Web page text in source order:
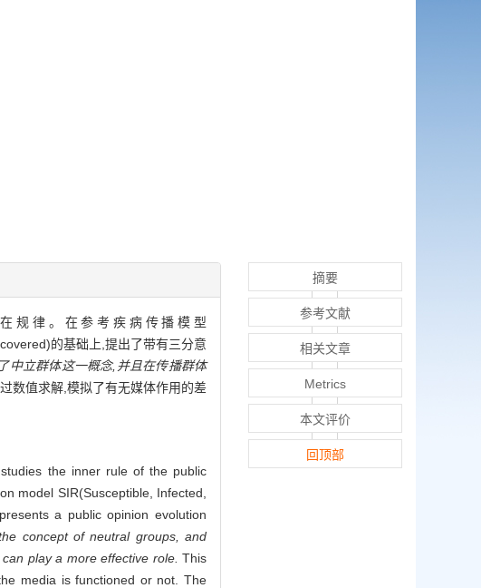
规律。在参考疾病传播模型
的基础上,提出了带有三分意
中立群体这一概念,并且在传播群体
数值求解,模拟了有无媒体作用的差
the inner rule of the public
model SIR(Susceptible, Infected,
a public opinion evolution
concept of neutral groups, and
play a more effective role. This
media is functioned or not. The
摘要
参考文献
相关文章
Metrics
本文评价
回顶部